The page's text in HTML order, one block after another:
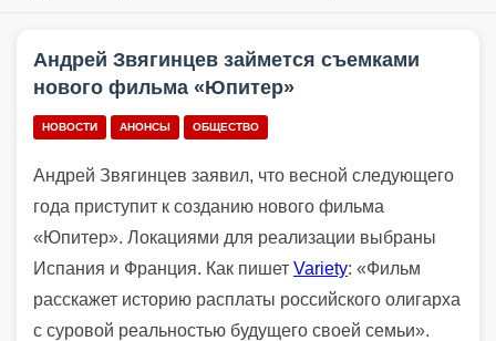
Андрей Звягинцев займется съемками
нового фильма «Юпитер»
НОВОСТИ АНОНСЫ ОБЩЕСТВО
Андрей Звягинцев заявил, что весной следующего
года приступит к созданию нового фильма
«Юпитер». Локациями для реализации выбраны
Испания и Франция. Как пишет Variety: «Фильм
расскажет историю расплаты российского олигарха
с суровой реальностью будущего своей семьи».